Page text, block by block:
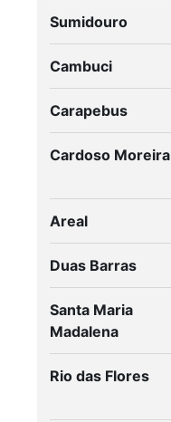
Sumidouro
Cambuci
Carapebus
Cardoso Moreira
Areal
Duas Barras
Santa Maria
Madalena
Rio das Flores